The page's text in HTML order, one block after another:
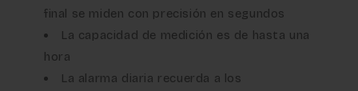
final se miden con precisión en segundos
La capacidad de medición es de hasta una
hora
La alarma diaria recuerda a los